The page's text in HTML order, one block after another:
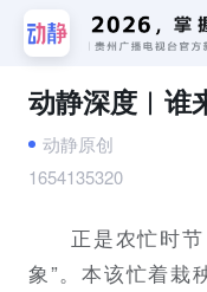
动静深度︱谁
动静原创
1654135320
正是农忙时
象”。本该忙着栽